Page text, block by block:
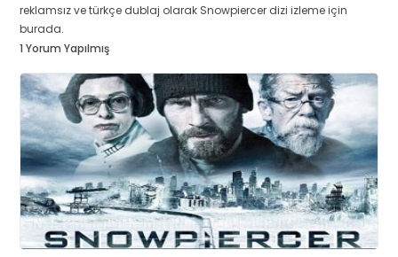
reklamsız ve türkçe dublaj olarak Snowpiercer dizi izleme için
burada.
1 Yorum Yapılmış